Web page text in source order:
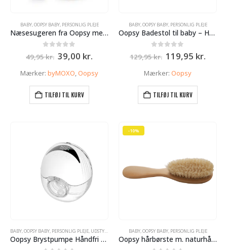
BABY,OOPSY BABY, PERSONLIG PLEJE
Næsesugeren fra Oopsy med soft tip – Hvid
ud af 5
49,95kr. Den
oprindelige
pris
49,95 kr..
39,00 kr.Den
pris
er:
Mærker: byMOXO, Oopsy
TILFØJ TIL KURV
BABY,OOPSY BABY, PERSONLIG PLEJE
Oopsy Badestol til baby – Hvid
ud af 5
129,95kr. Den
oprindelige
pris
129,95 kr..
119,95 kr.Den
Mærker: Oopsy
TILFØJ TIL KURV
BABY,OOPSY BABY, PERSONLIG PLEJE, UDSTYR TIL GRAVIDE OG NYBAGTE MØDRE
Oopsy Brystpumpe Håndfri – Frihed og Komfort til Amningen
-10%
BABY,OOPSY BABY, PERSONLIG PLEJE
Oopsy hårbørste m. naturhår – baby